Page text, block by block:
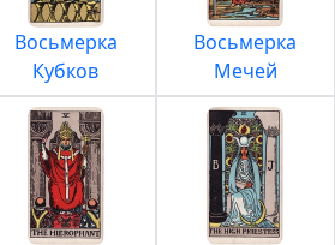
Восьмерка
Кубков
Восьмерка
Мечей